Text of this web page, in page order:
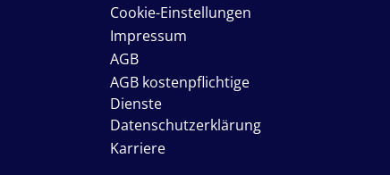
Cookie-Einstellungen
Impressum
AGB
AGB kostenpflichtige
Dienste
Datenschutzerklärung
Karriere